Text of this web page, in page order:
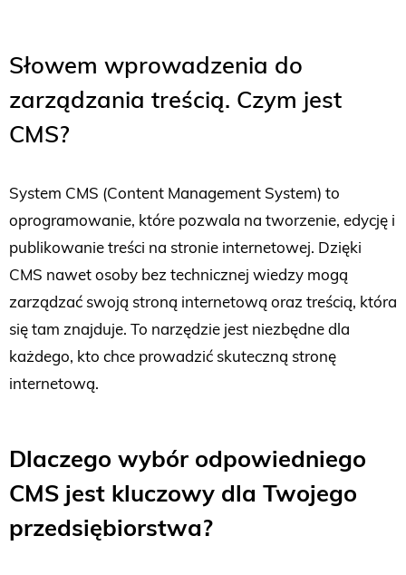
Słowem wprowadzenia do
zarządzania treścią. Czym jest
CMS?
System CMS (Content Management System) to
oprogramowanie, które pozwala na tworzenie, edycję i
publikowanie treści na stronie internetowej. Dzięki
CMS nawet osoby bez technicznej wiedzy mogą
zarządzać swoją stroną internetową oraz treścią, która
się tam znajduje. To narzędzie jest niezbędne dla
każdego, kto chce prowadzić skuteczną stronę
internetową.
Dlaczego wybór odpowiedniego
CMS jest kluczowy dla Twojego
przedsiębiorstwa?